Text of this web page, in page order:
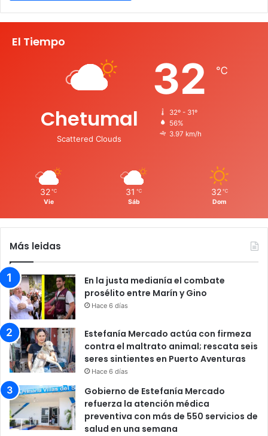
El Tiempo
Chetumal
Scattered Clouds
32 ℃
32º - 31º
56%
3.97 km/h
32 ℃
Vie
31 ℃
Sáb
32 ℃
Dom
Más leidas
En la justa medianía el combate
prosélito entre Marín y Gino
Hace 6 días
Estefanía Mercado actúa con firmeza
contra el maltrato animal; rescata seis
seres sintientes en Puerto Aventuras
Hace 6 días
Gobierno de Estefanía Mercado
refuerza la atención médica
preventiva con más de 550 servicios de
salud en una semana